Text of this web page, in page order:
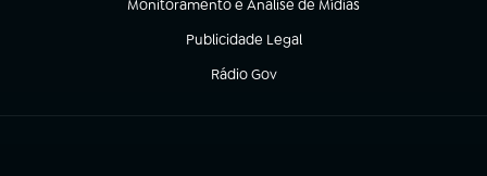
Monitoramento e Análise de Mídias
(abre em nova aba)
Publicidade Legal
(abre em nova aba)
Rádio Gov
(abre em nova aba)